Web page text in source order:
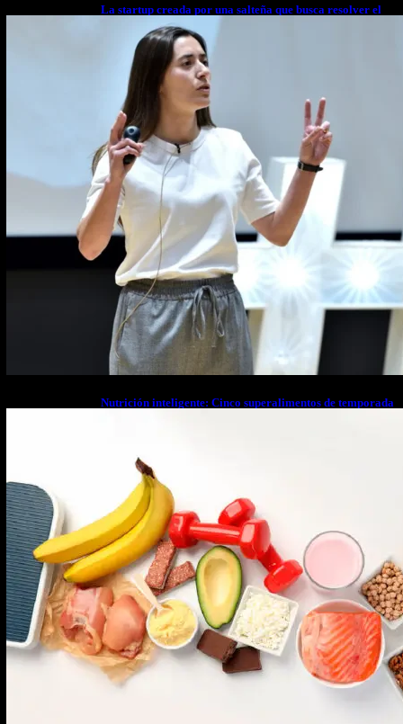
La startup creada por una salteña que busca resolver el
estrés financiero en Latinoamérica
Nutrición inteligente: Cinco superalimentos de temporada